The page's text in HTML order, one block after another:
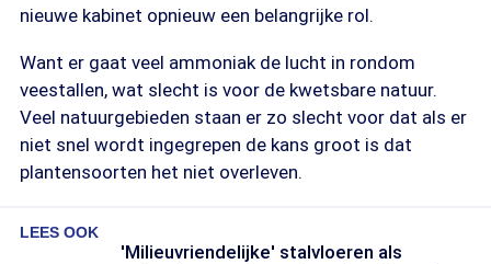
nieuwe kabinet opnieuw een belangrijke rol.
Want er gaat veel ammoniak de lucht in rondom
veestallen, wat slecht is voor de kwetsbare natuur.
Veel natuurgebieden staan er zo slecht voor dat als er
niet snel wordt ingegrepen de kans groot is dat
plantensoorten het niet overleven.
LEES OOK
'Milieuvriendelijke' stalvloeren als